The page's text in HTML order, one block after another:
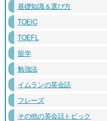
基礎知識＆選び方
TOEIC
TOEFL
留学
勉強法
イムランの英会話
フレーズ
その他の英会話トピック